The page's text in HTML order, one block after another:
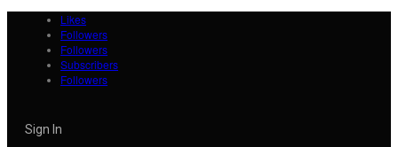
Likes
Followers
Followers
Subscribers
Followers
Sign In